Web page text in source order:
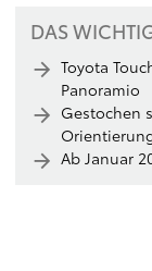
DAS
Toyota
Panoramio
Gestochen
Ab Januar